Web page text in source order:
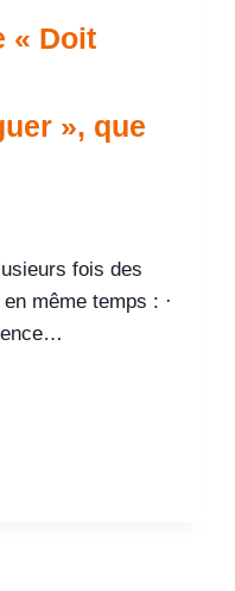
« Doit
», que
fois des
même temps : ·